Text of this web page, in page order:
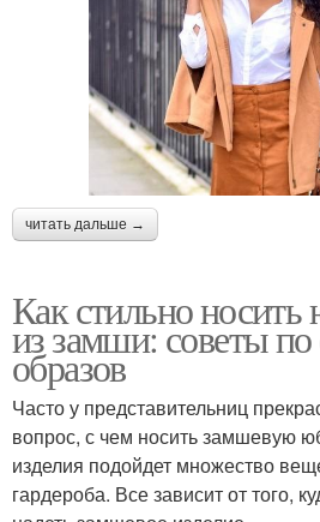
читать дальше →
Как стильно
из замши: советы
образов
Часто у представительниц
вопрос, с чем носить замшевую
изделия подойдет множество
гардероба. Все зависит от того,